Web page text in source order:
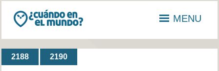
MENU
2188 2190